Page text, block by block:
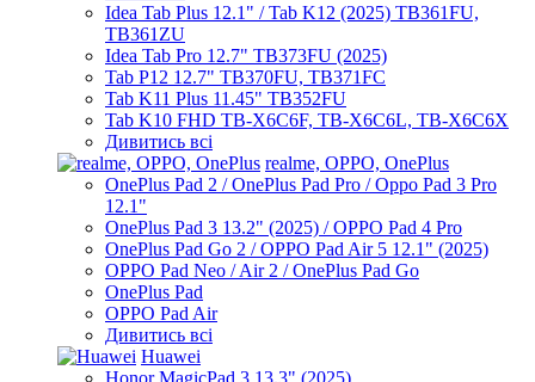
Idea Tab Plus 12.1" / Tab K12 (2025) TB361FU,
TB361ZU
Idea Tab Pro 12.7" TB373FU (2025)
Tab P12 12.7" TB370FU, TB371FC
Tab K11 Plus 11.45" TB352FU
Tab K10 FHD TB-X6C6F, TB-X6C6L, TB-X6C6X
Дивитись всі
realme, OPPO, OnePlus
OnePlus Pad 2 / OnePlus Pad Pro / Oppo Pad 3 Pro
12.1"
OnePlus Pad 3 13.2" (2025) / OPPO Pad 4 Pro
OnePlus Pad Go 2 / OPPO Pad Air 5 12.1" (2025)
OPPO Pad Neo / Air 2 / OnePlus Pad Go
OnePlus Pad
OPPO Pad Air
Дивитись всі
Huawei
Honor MagicPad 3 13.3" (2025)